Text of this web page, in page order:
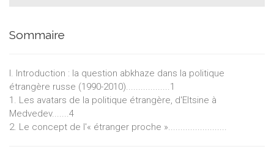
Sommaire
I. Introduction : la question abkhaze dans la politique
étrangère russe (1990-2010)..................1
1. Les avatars de la politique étrangère, d'Eltsine à
Medvedev.......4
2. Le concept de l'« étranger proche »........................